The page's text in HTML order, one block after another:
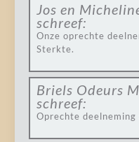
Jos en
schreef:
Onze oprechte
Sterkte.
Briels Odeurs
schreef:
Oprechte